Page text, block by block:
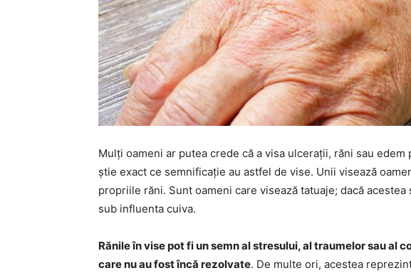
Mulți oameni ar putea crede că a visa ulcerații, răni sau
știe exact ce semnificație au astfel de vise. Unii visează
propriile răni. Sunt oameni care visează tatuaje; dacă
sub influenta cuiva.
Rănile în vise pot fi un semn al stresului, al traumelor sau al
care nu au fost încă rezolvate. De multe ori, acestea